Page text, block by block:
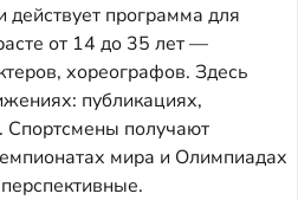
программа для
от 14 до 35 лет —
хореографов. Здесь
публикациях,
Спортсмены получают
мира и Олимпиадах